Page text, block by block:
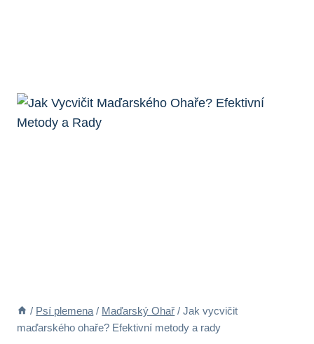
/ Psí plemena / Maďarský Ohař / Jak vycvičit
maďarského ohaře? Efektivní metody a rady